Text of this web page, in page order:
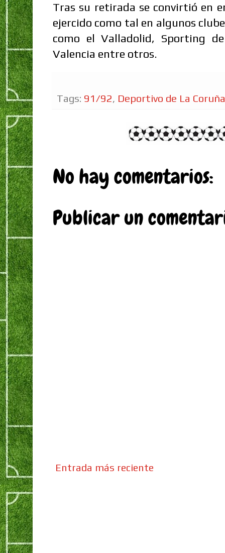
Tras su retirada se convirtió en
ejercido como tal en algunos
como el Valladolid, Sporting
Valencia entre otros.
Tags: 91/92, Deportivo de La Coruña
No hay comentarios:
Publicar un
Entrada más reciente